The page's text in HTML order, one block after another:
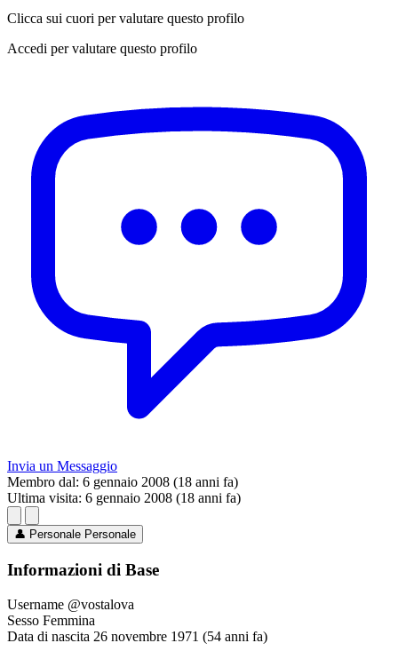
Clicca sui cuori per valutare questo profilo
Accedi per valutare questo profilo
Invia un Messaggio
Membro dal: 6 gennaio 2008 (18 anni fa)
Ultima visita: 6 gennaio 2008 (18 anni fa)
👤 Personale Personale
Informazioni di Base
Username @vostalova
Sesso Femmina
Data di nascita 26 novembre 1971 (54 anni fa)